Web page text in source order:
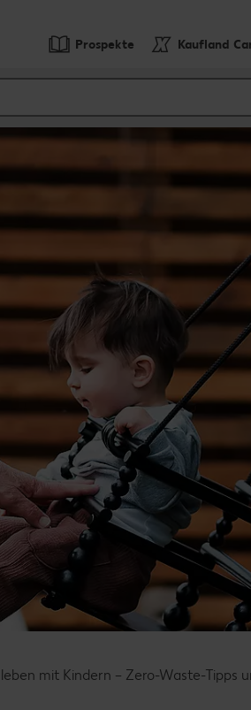
Prospekte Kaufland
mit Kindern – Zero-Waste-Tipps